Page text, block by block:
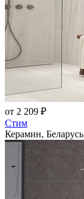
от 2 209 ₽
Стим
Керамин, Беларусь